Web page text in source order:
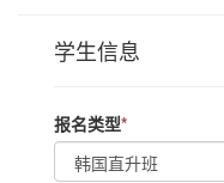
学生信息
报名类型*